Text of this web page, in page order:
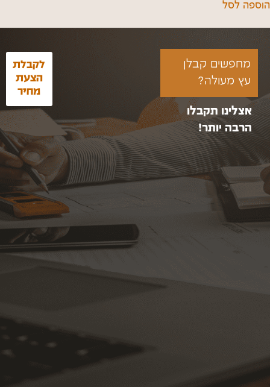
הוספה לסל
מחפשים קבלן
עץ מעולה?
אצלינו תקבלו
הרבה יותר!
לקבלת
הצעת
מחיר